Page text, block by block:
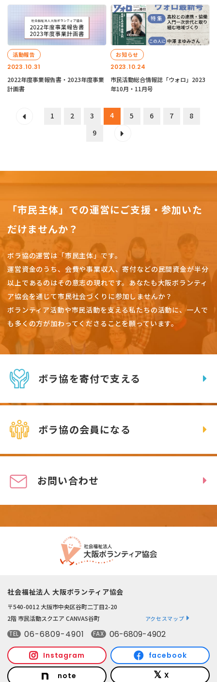
2023.10.31
活動報告
2022年度事業報告書・2023年度事業
計画書
2023.10.24
お知らせ
市民活動総合情報誌「ウォロ」2023
年10月・11月号
1 2 3 4 5 6 7
8
9
「市民主体」での運営にご支援・参加いた
だけませんか？
ボラ協の運営は「市民主体」です。
運営資金のうち、会費や事業収入、寄付などの民間資金が半分
以上であるのはその意志の現れです。 あなたも大阪ボランティ
ア協会を通じて市民社会づくりに参加しませんか？
ボランティア活動や市民活動を支える私たちの活動に、一人で
も多くの方が加わってくださることを願っています。
ボラ協を寄付で支える
ボラ協の会員になる
お問い合わせ
社会福祉法人 大阪ボランティア協会
〒540-0012 大阪市中央区谷町二丁目2-20
2階 市民活動スクエア CANVAS谷町
アクセスマップ
TEL 06-6809-4901 FAX 06-6809-4902
Instagram facebook
note X